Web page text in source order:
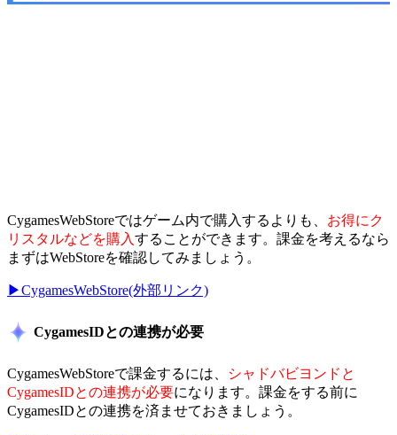
CygamesWebStoreではゲーム内で購入するよりも、 お得にク
リスタルなどを購入することができます。課金を考えるなら
まずはWebStoreを確認してみましょう。
▶CygamesWebStore(外部リンク)
CygamesIDとの連携が必要
CygamesWebStoreで課金するには、
シャドバビヨンドと
CygamesIDとの連携が必要になります。課金をする前に
CygamesIDとの連携を済ませておきましょう。